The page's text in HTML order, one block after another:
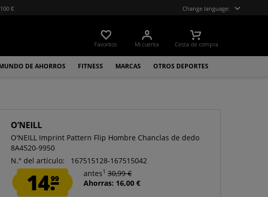
€ Change language:
Favoritos Mi cuenta Cesta de compra
DE AHORROS FITNESS MARCAS OTROS DEPORTES
O’NEILL
O'NEILL Imprint Pattern Flip Hombre Chanclas de dedo
8A4520-9950
N.° del artículo:
167515128-167515042
14.99
antes1 30,99 €
Ahorras: 16,00 €